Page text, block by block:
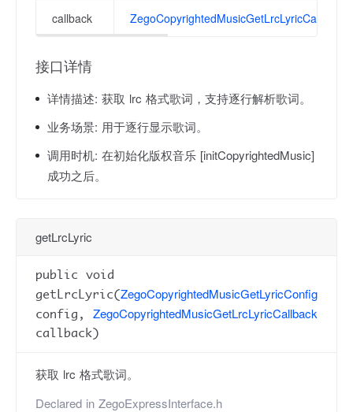
callback ZegoCopyrightedMusicGetLrcLyricCallback
接口详情
详情描述: 获取 lrc 格式歌词，支持逐行解析歌词。
业务场景: 用于逐行显示歌词。
调用时机: 在初始化版权音乐 [initCopyrightedMusic]
成功之后。
getLrcLyric
public void
getLrcLyric(ZegoCopyrightedMusicGetLyricConfig
config, ZegoCopyrightedMusicGetLrcLyricCallback
callback)
获取 lrc 格式歌词。
Declared in ZegoExpressInterface.h